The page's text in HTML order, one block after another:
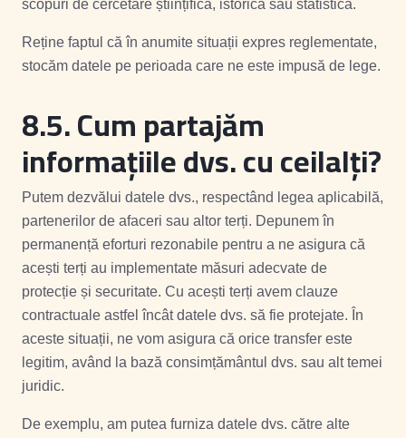
scopuri de cercetare științifică, istorică sau statistică.
Reține faptul că în anumite situații expres reglementate,
stocăm datele pe perioada care ne este impusă de lege.
8.5.Cum partajăm
informațiile dvs. cu ceilalți?
Putem dezvălui datele dvs., respectând legea aplicabilă,
partenerilor de afaceri sau altor terți. Depunem în
permanență eforturi rezonabile pentru a ne asigura că
acești terți au implementate măsuri adecvate de
protecție și securitate. Cu acești terți avem clauze
contractuale astfel încât datele dvs. să fie protejate. În
aceste situații, ne vom asigura că orice transfer este
legitim, având la bază consimțământul dvs. sau alt temei
juridic.
De exemplu, am putea furniza datele dvs. către alte